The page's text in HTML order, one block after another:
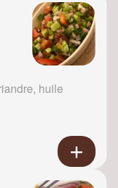
huile